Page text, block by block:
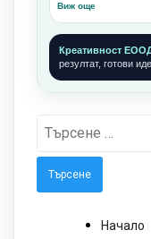
Виж още
Креативност
резултат, готови
Търсене
Начало